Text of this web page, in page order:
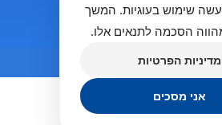
Copyright 2025 © Rent
שימוש בעוגיות. המשך
הסכמה לתנאים אלו.
מדיניות הפרטיות
אני מסכים